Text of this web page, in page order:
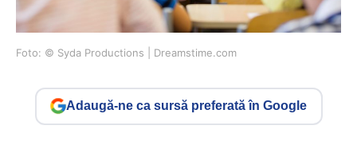
Foto: © Syda Productions | Dreamstime.com
Adaugă-ne ca sursă preferată în Google